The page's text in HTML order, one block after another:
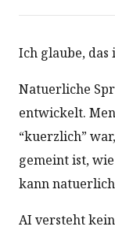
Ich glaube, das
Natuerliche
entwickelt.
“kuerzlich”
gemeint ist,
kann
AI versteht